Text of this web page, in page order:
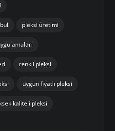
pleksi üretimi
renkli pleksi
uygun fiyatlı pleksi
kaliteli pleksi